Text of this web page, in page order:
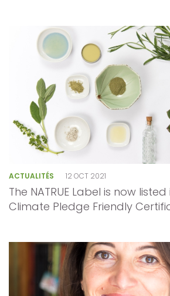
ACTUALITÉS 12 OCT 2021
The NATRUE Label is now
Climate Pledge Friendly